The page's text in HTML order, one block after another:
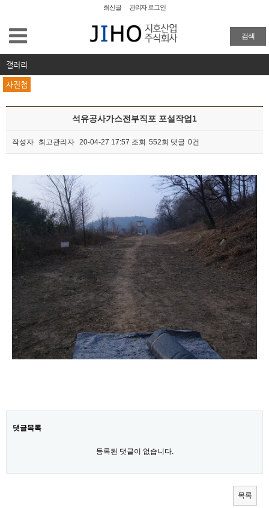
공장청소
외벽청소
준공청소
이사/입주청소
특수 화재청소
방역
주요업무 및 실적
갤러리
사진첩
최신글 관리자 로그인
검색
갤러리
사진첩
석유공사가스전부직포 포설작업1
작성자 최고관리자 20-04-27 17:57 조회 552회 댓글 0건
댓글목록
등록된 댓글이 없습니다.
목록